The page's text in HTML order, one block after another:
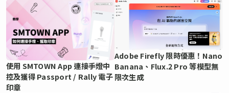
使用 SMTOWN App 連接手燈中
控及獲得 Passport / Rally 電子
印章
Adobe Firefly 限時優惠！Nano
Banana、Flux.2 Pro 等模型無
限次生成